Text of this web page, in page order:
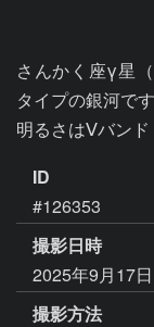
さんかく座γ星
タイプの銀河です
明るさはⅤバンド
ID
#126353
撮影日時
2025年9月17
撮影方法